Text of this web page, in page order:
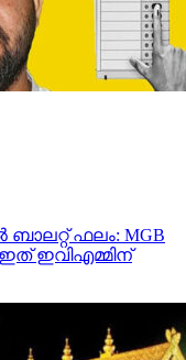
ഫലം: MGB
ഇവിഎമ്മിന്